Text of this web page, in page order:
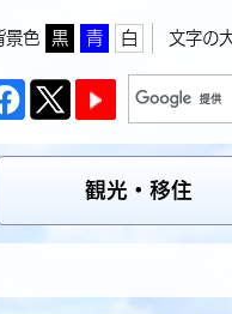
景色 黒 青 白 文字の
観光・移住